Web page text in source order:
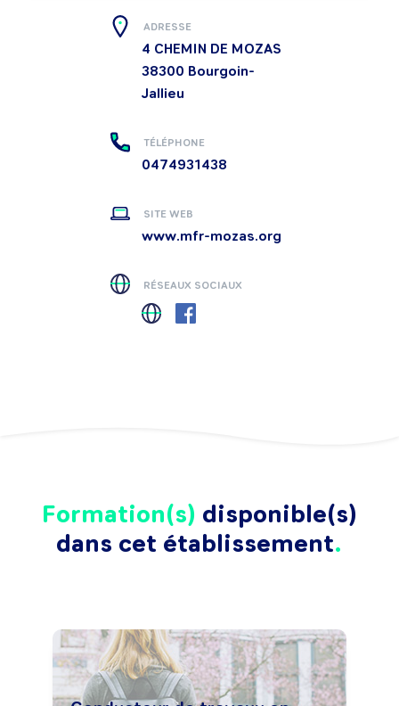
ADRESSE
4 CHEMIN DE MOZAS
38300 Bourgoin-
Jallieu
TÉLÉPHONE
0474931438
SITE WEB
www.mfr-mozas.org
RÉSEAUX SOCIAUX
Formation(s) disponible(s)
dans cet établissement